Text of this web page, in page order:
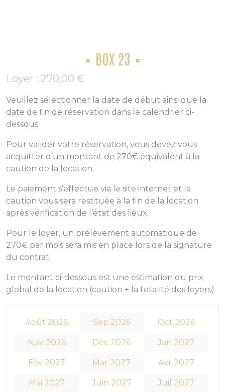
BOX 23
Loyer : 270,00 €
Veuillez sélectionner la date de début ainsi que la
date de fin de réservation dans le calendrier ci-
dessous.
Pour valider votre réservation, vous devez vous
acquitter d’un montant de 270€ équivalent à la
caution de la location.
Le paiement s’effectue via le site internet et la
caution vous sera restituée à la fin de la location
après vérification de l’état des lieux.
Pour le loyer, un prélèvement automatique de
270€ par mois sera mis en place lors de la signature
du contrat.
Le montant ci-dessous est une estimation du prix
global de la location (caution + la totalité des loyers)
Août 2026 Sep 2026 Oct 2026
Nov 2026 Déc 2026 Jan 2027
Fév 2027 Mar 2027 Avr 2027
Mai 2027 Juin 2027 Juil 2027